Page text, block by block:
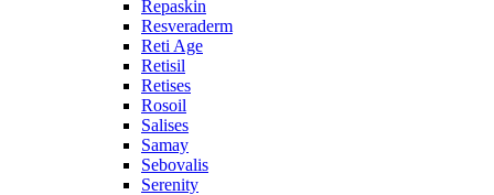
Repaskin
Resveraderm
Reti Age
Retisil
Retises
Rosoil
Salises
Samay
Sebovalis
Serenity